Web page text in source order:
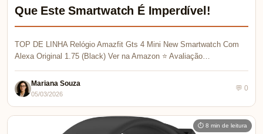
Que Este Smartwatch É Imperdível!
TOP DE LINHA Relógio Amazfit Gts 4 Mini New Smartwatch Com
Alexa Original 1.75 (Black) Ver na Amazon ⭐ Avaliação…
Mariana Souza
05/03/2026
💬 0
⏱ 8 min de leitura